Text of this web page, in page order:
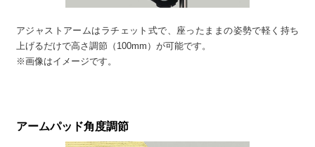
アジャストアームはラチェット式で、座ったままの姿勢で軽く持ち
上げるだけで高さ調節（100mm）が可能です。
※画像はイメージです。
アームパッド角度調節